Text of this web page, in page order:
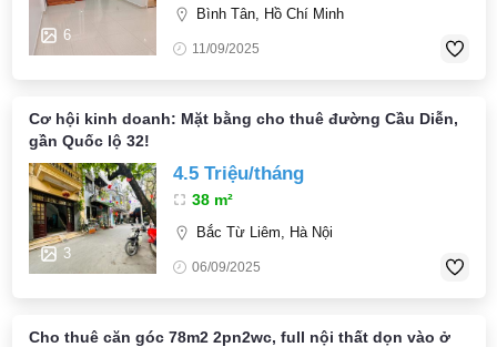
6
Bình Tân, Hồ Chí Minh
11/09/2025
Cơ hội kinh doanh: Mặt bằng cho thuê đường Cầu Diễn,
gần Quốc lộ 32!
3
4.5 Triệu/tháng
38 m²
Bắc Từ Liêm, Hà Nội
06/09/2025
Cho thuê căn góc 78m2 2pn2wc, full nội thất dọn vào ở